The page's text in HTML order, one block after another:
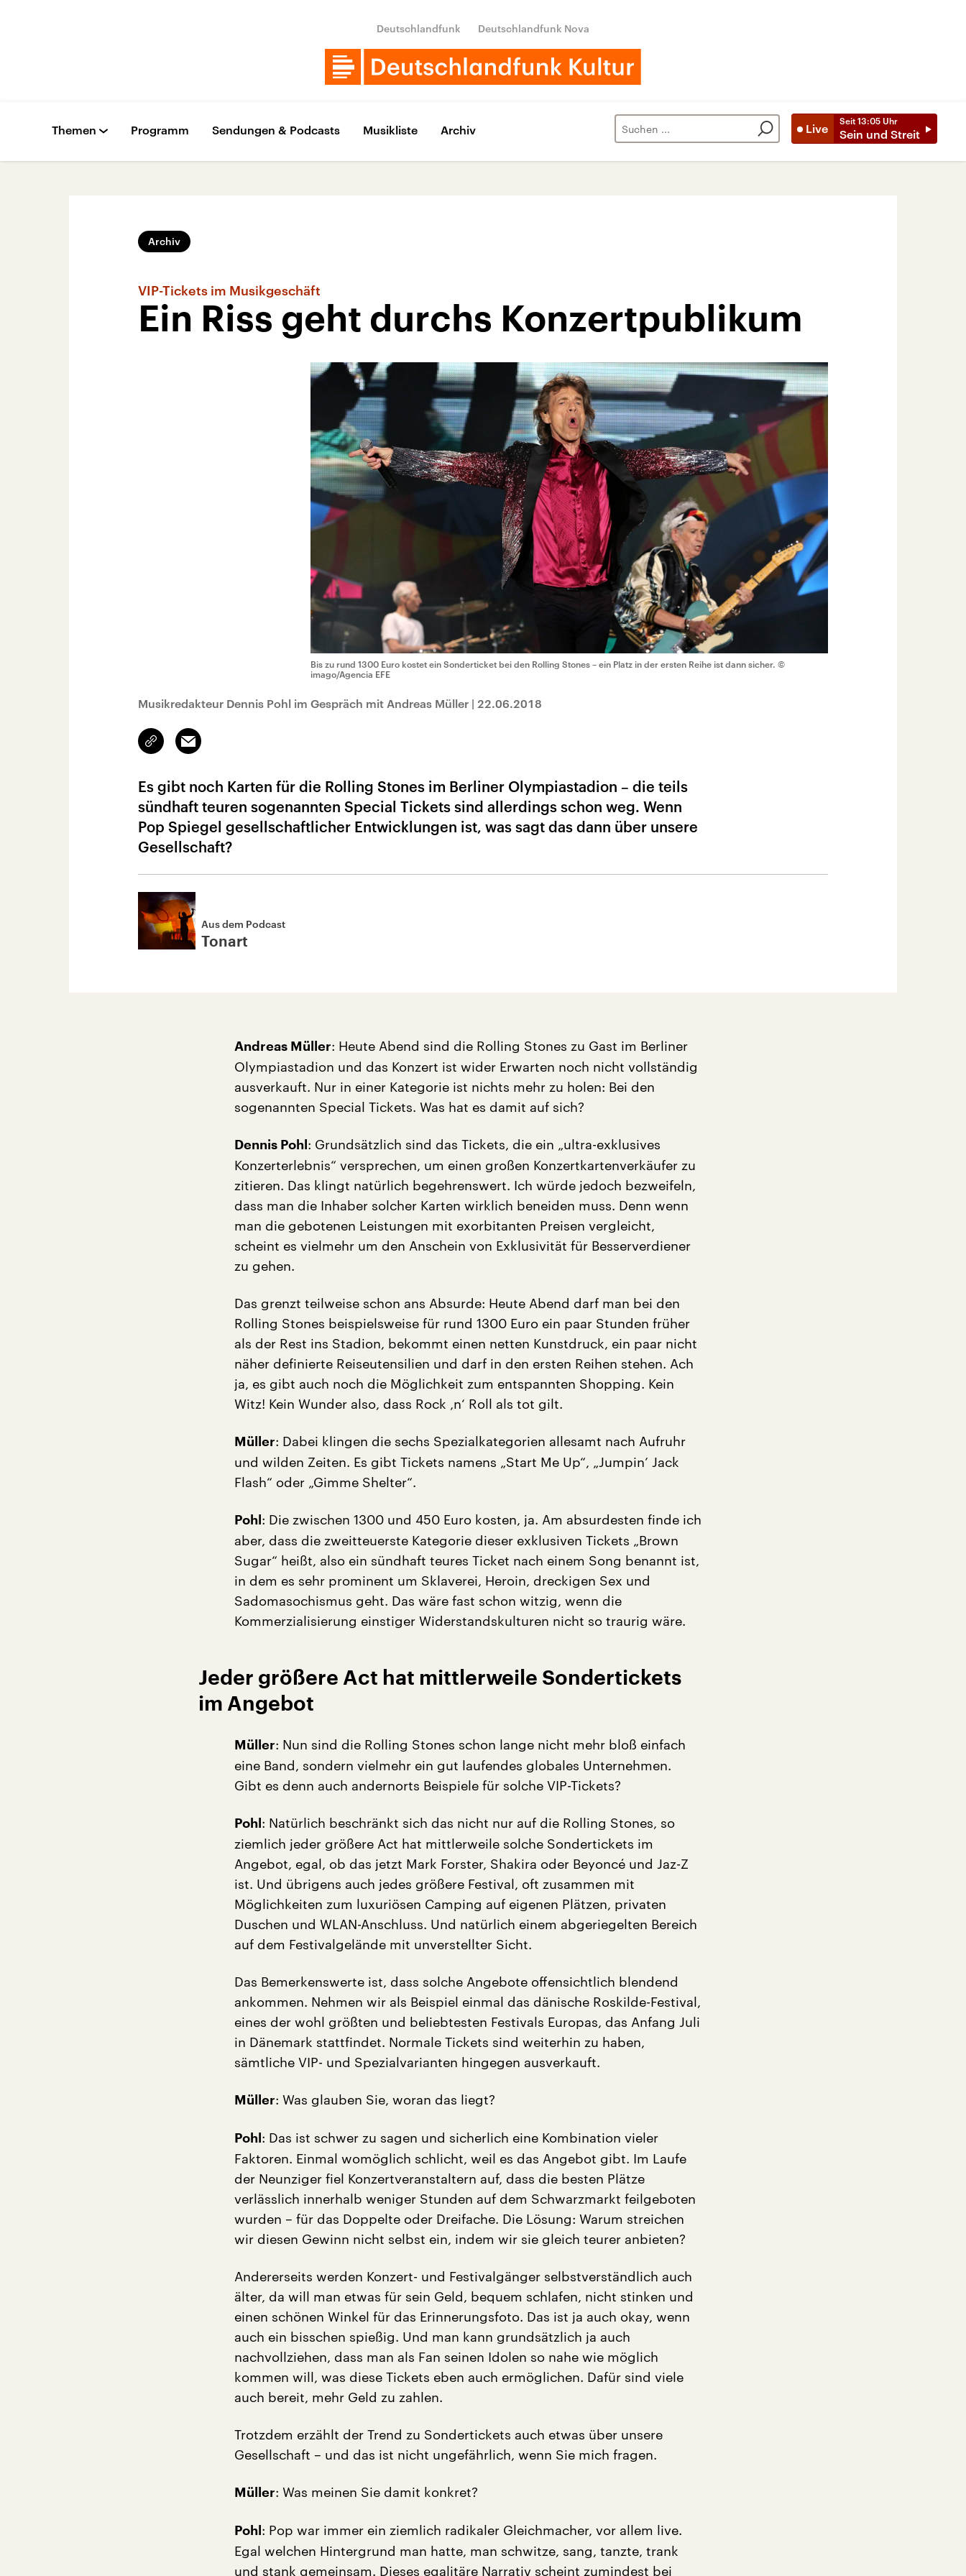
Deutschlandfunk Deutschlandfunk Nova
Live
Seit 13:05 Uhr
Sein und Streit
Themen Programm Sendungen & Podcasts Musikliste Archiv
Archiv
VIP-Tickets im Musikgeschäft
Ein Riss geht durchs Konzertpublikum
Bis zu rund 1300 Euro kostet ein Sonderticket bei den Rolling Stones – ein Platz in der ersten Reihe ist dann sicher. ©
imago/Agencia EFE
Musikredakteur Dennis Pohl im Gespräch mit Andreas Müller | 22.06.2018
Link
kopieren/teilen
Email
Es gibt noch Karten für die Rolling Stones im Berliner Olympiastadion – die teils
sündhaft teuren sogenannten Special Tickets sind allerdings schon weg. Wenn
Pop Spiegel gesellschaftlicher Entwicklungen ist, was sagt das dann über unsere
Gesellschaft?
Aus dem Podcast
Tonart
Andreas Müller: Heute Abend sind die Rolling Stones zu Gast im Berliner
Olympiastadion und das Konzert ist wider Erwarten noch nicht vollständig
ausverkauft. Nur in einer Kategorie ist nichts mehr zu holen: Bei den
sogenannten Special Tickets. Was hat es damit auf sich?
Dennis Pohl : Grundsätzlich sind das Tickets, die ein „ultra-exklusives
Konzerterlebnis“ versprechen, um einen großen Konzertkartenverkäufer zu
zitieren. Das klingt natürlich begehrenswert. Ich würde jedoch bezweifeln,
dass man die Inhaber solcher Karten wirklich beneiden muss. Denn wenn
man die gebotenen Leistungen mit exorbitanten Preisen vergleicht,
scheint es vielmehr um den Anschein von Exklusivität für Besserverdiener
zu gehen.
Das grenzt teilweise schon ans Absurde: Heute Abend darf man bei den
Rolling Stones beispielsweise für rund 1300 Euro ein paar Stunden früher
als der Rest ins Stadion, bekommt einen netten Kunstdruck, ein paar nicht
näher definierte Reiseutensilien und darf in den ersten Reihen stehen. Ach
ja, es gibt auch noch die Möglichkeit zum entspannten Shopping. Kein
Witz! Kein Wunder also, dass Rock ‚n‘ Roll als tot gilt.
Müller: Dabei klingen die sechs Spezialkategorien allesamt nach Aufruhr
und wilden Zeiten. Es gibt Tickets namens „Start Me Up“, „Jumpin’ Jack
Flash“ oder „Gimme Shelter“.
Pohl : Die zwischen 1300 und 450 Euro kosten, ja. Am absurdesten finde ich
aber, dass die zweitteuerste Kategorie dieser exklusiven Tickets „Brown
Sugar“ heißt, also ein sündhaft teures Ticket nach einem Song benannt ist,
in dem es sehr prominent um Sklaverei, Heroin, dreckigen Sex und
Sadomasochismus geht. Das wäre fast schon witzig, wenn die
Kommerzialisierung einstiger Widerstandskulturen nicht so traurig wäre.
Jeder größere Act hat mittlerweile Sondertickets
im Angebot
Müller: Nun sind die Rolling Stones schon lange nicht mehr bloß einfach
eine Band, sondern vielmehr ein gut laufendes globales Unternehmen.
Gibt es denn auch andernorts Beispiele für solche VIP-Tickets?
Pohl : Natürlich beschränkt sich das nicht nur auf die Rolling Stones, so
ziemlich jeder größere Act hat mittlerweile solche Sondertickets im
Angebot, egal, ob das jetzt Mark Forster, Shakira oder Beyoncé und Jaz-Z
ist. Und übrigens auch jedes größere Festival, oft zusammen mit
Möglichkeiten zum luxuriösen Camping auf eigenen Plätzen, privaten
Duschen und WLAN-Anschluss. Und natürlich einem abgeriegelten Bereich
auf dem Festivalgelände mit unverstellter Sicht.
Das Bemerkenswerte ist, dass solche Angebote offensichtlich blendend
ankommen. Nehmen wir als Beispiel einmal das dänische Roskilde-Festival,
eines der wohl größten und beliebtesten Festivals Europas, das Anfang Juli
in Dänemark stattfindet. Normale Tickets sind weiterhin zu haben,
sämtliche VIP- und Spezialvarianten hingegen ausverkauft.
Müller: Was glauben Sie, woran das liegt?
Pohl : Das ist schwer zu sagen und sicherlich eine Kombination vieler
Faktoren. Einmal womöglich schlicht, weil es das Angebot gibt. Im Laufe
der Neunziger fiel Konzertveranstaltern auf, dass die besten Plätze
verlässlich innerhalb weniger Stunden auf dem Schwarzmarkt feilgeboten
wurden – für das Doppelte oder Dreifache. Die Lösung: Warum streichen
wir diesen Gewinn nicht selbst ein, indem wir sie gleich teurer anbieten?
Andererseits werden Konzert- und Festivalgänger selbstverständlich auch
älter, da will man etwas für sein Geld, bequem schlafen, nicht stinken und
einen schönen Winkel für das Erinnerungsfoto. Das ist ja auch okay, wenn
auch ein bisschen spießig. Und man kann grundsätzlich ja auch
nachvollziehen, dass man als Fan seinen Idolen so nahe wie möglich
kommen will, was diese Tickets eben auch ermöglichen. Dafür sind viele
auch bereit, mehr Geld zu zahlen.
Trotzdem erzählt der Trend zu Sondertickets auch etwas über unsere
Gesellschaft – und das ist nicht ungefährlich, wenn Sie mich fragen.
Müller: Was meinen Sie damit konkret?
Pohl : Pop war immer ein ziemlich radikaler Gleichmacher, vor allem live.
Egal welchen Hintergrund man hatte, man schwitze, sang, tanzte, trank
und stank gemeinsam. Dieses egalitäre Narrativ scheint zumindest bei